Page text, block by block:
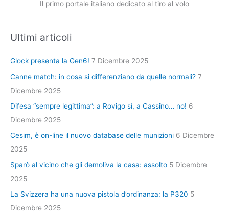
Il primo portale italiano dedicato al tiro al volo
Ultimi articoli
Glock presenta la Gen6! 7 Dicembre 2025
Canne match: in cosa si differenziano da quelle normali? 7
Dicembre 2025
Difesa “sempre legittima”: a Rovigo sì, a Cassino… no! 6
Dicembre 2025
Cesim, è on-line il nuovo database delle munizioni 6 Dicembre
2025
Sparò al vicino che gli demoliva la casa: assolto 5 Dicembre
2025
La Svizzera ha una nuova pistola d’ordinanza: la P320 5
Dicembre 2025